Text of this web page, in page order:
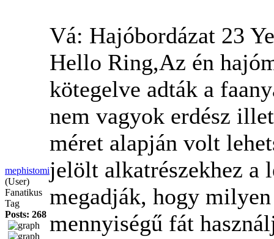
mephistomi
(User)
Fanatikus
Tag
Posts: 268
Vá: Hajóbordázat 23
Hello Ring,Az én
kötegelve adták a
nem vagyok erdész
méret alapján volt
jelölt alkatrészekhez a
megadják, hogy
mennyiségű fát